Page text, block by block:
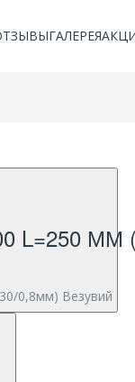
ГАЛЕРЕЯ
L=250